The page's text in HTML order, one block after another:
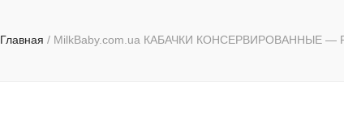
Главная / MilkBaby.com.ua КАБАЧКИ КОНСЕРВИРОВАННЫЕ —